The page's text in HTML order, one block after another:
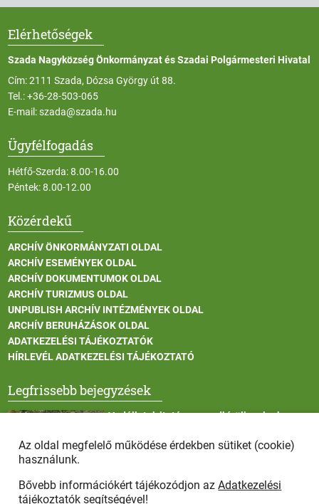
Elérhetőségek
Szada Nagyközség Önkormányzat és Szadai Polgármesteri Hivatal
Cím: 2111 Szada, Dózsa György út 88.
Tel.:+36-28-503-065
E-mail:szada@szada.hu
Ügyfélfogadás
Hétfő-Szerda: 8.00-16.00
Péntek: 8.00-12.00
Közérdekű
ARCHÍV ÖNKORMÁNYZATI OLDAL
ARCHÍV ESEMÉNYEK OLDAL
ARCHÍV DOKUMENTUMOK OLDAL
ARCHÍV TURIZMUS OLDAL
UNPUBLISH ARCHÍV INTÉZMÉNYEK OLDAL
ARCHÍV BERUHÁZÁSOK OLDAL
ADATKEZELÉSI TÁJÉKOZTATÓK
HÍRLEVÉL ADATKEZELÉSI TÁJÉKOZTATÓ
Legfrissebb bejegyzések
Vadállatok itatása a rendkívüli melegben
Afrikai sertéspestis - kérések a lakosság felé
Az oldal megfelelő működése érdekben sütiket (cookie)
használunk.
Bővebb információkért tájékozódjon azAdatkezelési
tájékoztatók segítségével!